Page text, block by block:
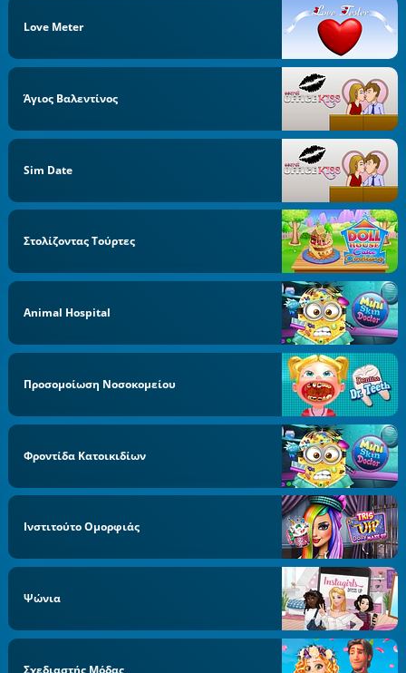
Love Meter
Άγιος Βαλεντίνος
Sim Date
Στολίζοντας Τούρτες
Animal Hospital
Προσομοίωση Νοσοκομείου
Φροντίδα Κατοικιδίων
Ινστιτούτο Ομορφιάς
Ψώνια
Σχεδιαστής Μόδας